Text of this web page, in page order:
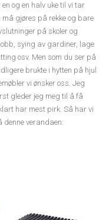
og en halv uke til vi tar
må gjøres på rekke og bare
på skoler og
sying av gardiner, lage
osv. Men som du ser på
brukte i hytten på hjul
vi ønsker oss. Jeg
gleder jeg meg til å få
har mest pirk. Så har vi
verandaen: